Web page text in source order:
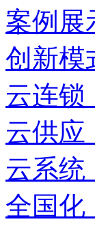
案例
创新模
云连
云供
云系
全国